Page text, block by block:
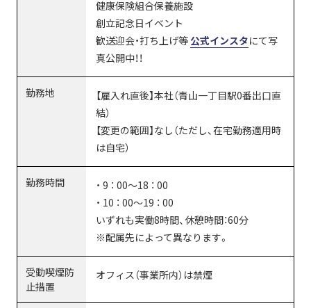
健康保険組合保養施設
創立記念日イベント
歓送迎会・打ち上げ等公式インスタにて写
真公開中！！
勤務地
【雇入れ直後】本社（青山一丁目駅0番出口直
結）
【変更の範囲】なし（ただし、在宅勤務適用時
は自宅）
勤務時間
・ 9 ： 00～18 ： 00
・ 10 ： 00～19 ： 00
いずれも実働8時間、休憩時間：60分
※配属先によって異なります。
受動喫煙防
止措置
オフィス（事業所内）は禁煙